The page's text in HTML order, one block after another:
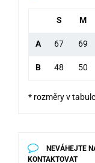
S M
A 67 69
B 48 50
* rozměry v
NEVÁHEJTE
KONTAKTOVAT